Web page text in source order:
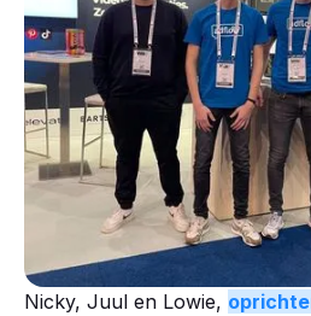
Nicky, Juul en Lowie,